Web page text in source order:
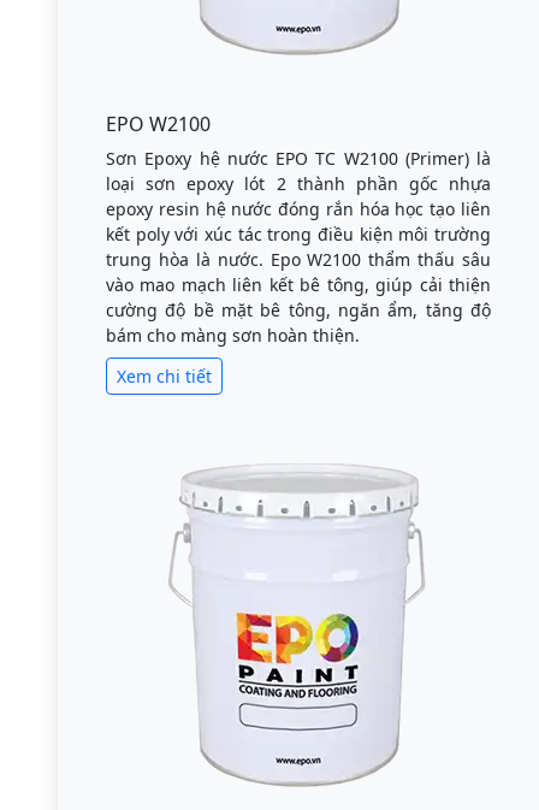
EPO W2100
Sơn Epoxy hệ nước EPO TC W2100 (Primer) là
loại sơn epoxy lót 2 thành phần gốc nhựa
epoxy resin hệ nước đóng rắn hóa học tạo liên
kết poly với xúc tác trong điều kiện môi trường
trung hòa là nước. Epo W2100 thẩm thấu sâu
vào mao mạch liên kết bê tông, giúp cải thiện
cường độ bề mặt bê tông, ngăn ẩm, tăng độ
bám cho màng sơn hoàn thiện.
Xem chi tiết